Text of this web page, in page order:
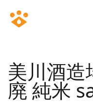
美川酒造
廃 純米